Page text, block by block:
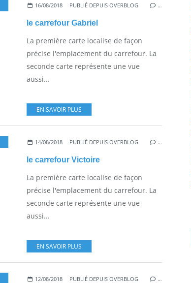
16/08/2018 PUBLIÉ DEPUIS OVERBLOG …
le carrefour Gabriel
La première carte localise de façon
précise l'emplacement du carrefour. La
seconde carte représente une vue
aussi...
EN SAVOIR PLUS
14/08/2018 PUBLIÉ DEPUIS OVERBLOG …
le carrefour Victoire
La première carte localise de façon
précise l'emplacement du carrefour. La
seconde carte représente une vue
aussi...
EN SAVOIR PLUS
12/08/2018 PUBLIÉ DEPUIS OVERBLOG …